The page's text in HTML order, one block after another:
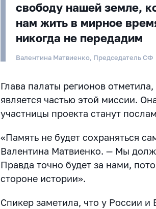
свободу нашей земле,
нам жить в мирное
никогда не передадим
Валентина Матвиенко, Председатель СФ
Глава палаты регионов
является частью этой миссии.
участницы проекта станут
«Память не будет сохраняться
Валентина Матвиенко. — Мы
Правда точно будет за нами,
стороне истории».
Спикер заметила, что у России и